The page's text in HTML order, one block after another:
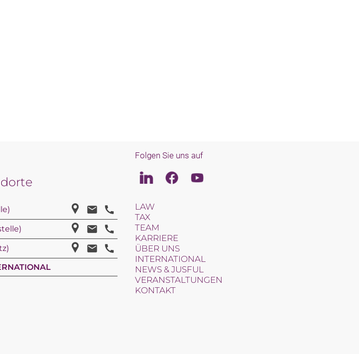
Folgen Sie uns auf
LinkedinFacebookYoutube
LAW
TAX
TEAM
KARRIERE
ÜBER UNS
INTERNATIONAL
NEWS & JUSFUL
VERANSTALTUNGEN
KONTAKT